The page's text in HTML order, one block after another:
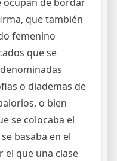
ocupan de bordar
que también
femenino
que se
o diademas de
o bien
se colocaba el
basaba en el
el que una clase